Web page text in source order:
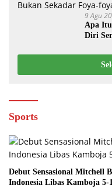
9 Agu
Apa
Diri
Sports
Debut Sensasional Mitchell
Indonesia Libas Kamboja 5-1